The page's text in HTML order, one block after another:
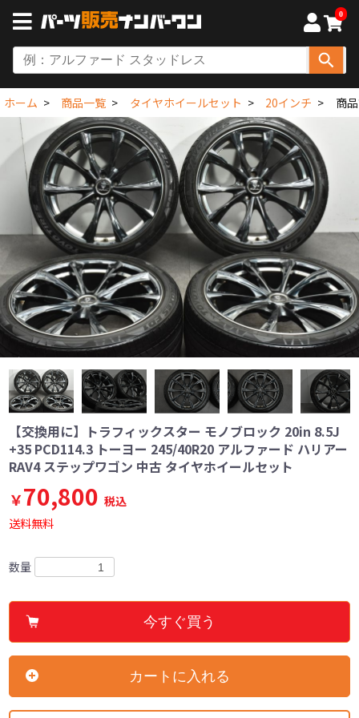
0
ホーム 商品一覧 タイヤホイールセット 20インチ 商
【交換用に】トラフィックスター モノブロック 20in 8.5J
+35 PCD114.3 トーヨー 245/40R20 アルファード ハリアー
RAV4 ステップワゴン 中古 タイヤホイールセット
￥70,800 税込
送料無料
数量
今すぐ買う
カートに入れる